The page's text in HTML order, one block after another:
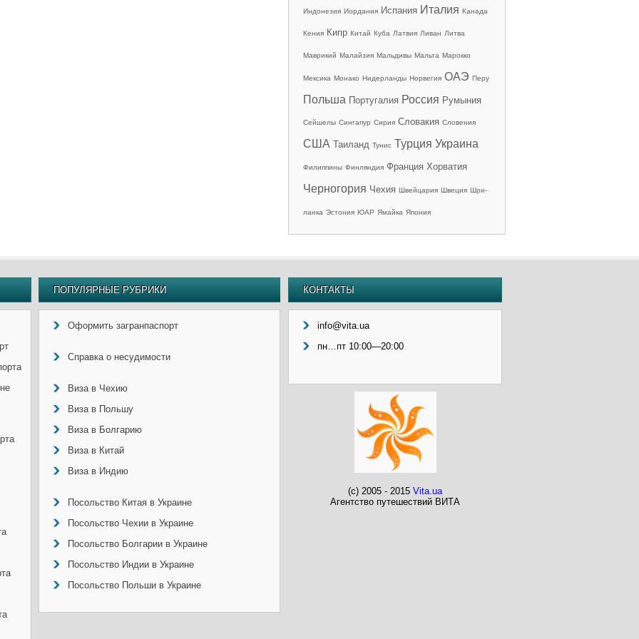
Индонезия Иордания Испания Италия Канада
Кения Кипр Китай Куба Латвия Ливан Литва
Маврикий Малайзия Мальдивы Мальта Марокко
Мексика Монако Нидерланды Норвегия ОАЭ Перу
Польша Португалия Россия Румыния
Сейшелы Сингапур Сирия Словакия Словения
США Таиланд Тунис Турция Украина
Филиппины Финляндия Франция Хорватия
Черногория Чехия Швейцария Швеция Шри-
ланка Эстония ЮАР Ямайка Япония
ПОПУЛЯРНЫЕ РУБРИКИ
Оформить загранпаспорт
Справка о несудимости
Виза в Чехию
Виза в Польшу
Виза в Болгарию
Виза в Китай
Виза в Индию
Посольство Китая в Украине
Посольство Чехии в Украине
Посольство Болгарии в Украине
Посольство Индии в Украине
Посольство Польши в Украине
КОНТАКТЫ
info@vita.ua
пн…пт 10:00—20:00
(c) 2005 - 2015 Vita.ua
Агентство путешествий ВИТА